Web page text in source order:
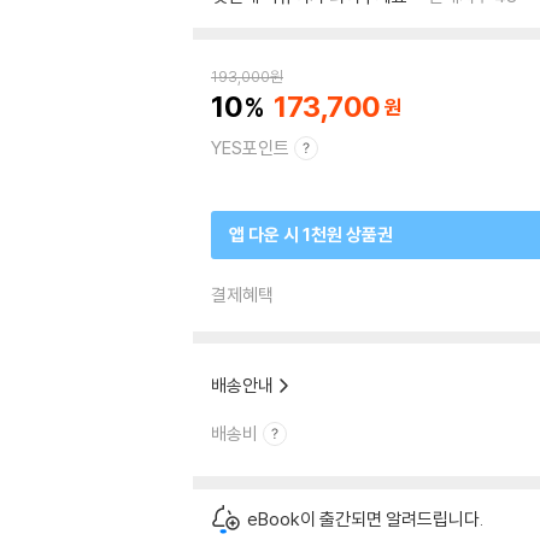
193,000원
10 173,700
YES포인트
앱 다운 시 1천원 상품권
결제혜택
배송안내
배송비
eBook이 출간되면 알려드립니다.